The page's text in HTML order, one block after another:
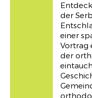
der
einer
Vortrag
der